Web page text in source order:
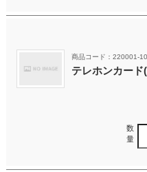
商品コード：220001-
テレホンカード
数
量